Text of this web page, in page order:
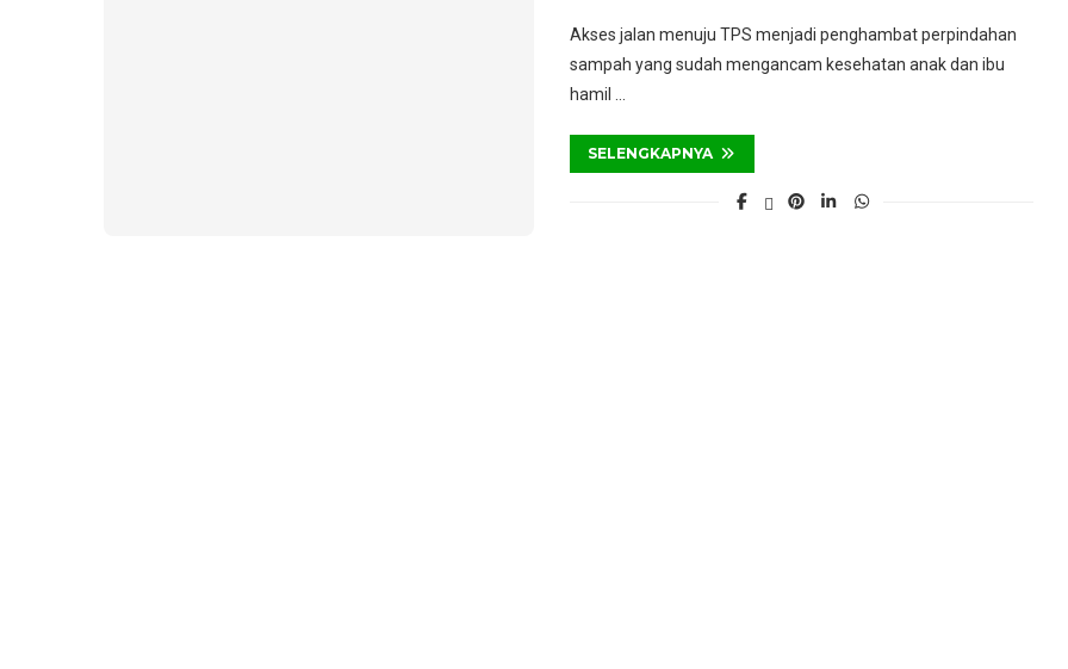
Akses jalan menuju TPS menjadi penghambat perpindahan
sampah yang sudah mengancam kesehatan anak dan ibu
hamil …
SELENGKAPNYA